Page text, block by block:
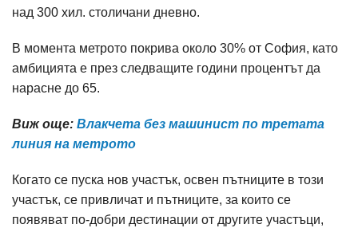
над 300 хил. столичани дневно.
В момента метрото покрива около 30% от София, като
амбицията е през следващите години процентът да
нарасне до 65.
Виж още: Влакчета без машинист по третата
линия на метрото
Когато се пуска нов участък, освен пътниците в този
участък, се привличат и пътниците, за които се
появяват по-добри дестинации от другите участъци,